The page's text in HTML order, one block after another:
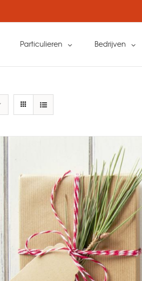
Particulieren Bedrijven